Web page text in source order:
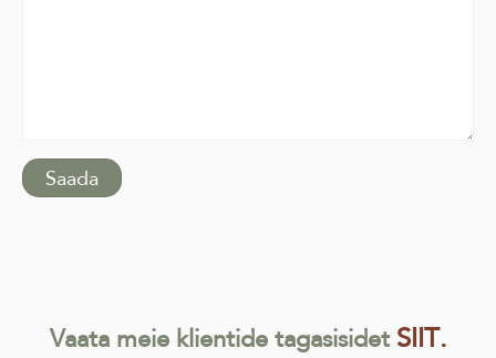
Vaata meie klientide tagasisidet SIIT.